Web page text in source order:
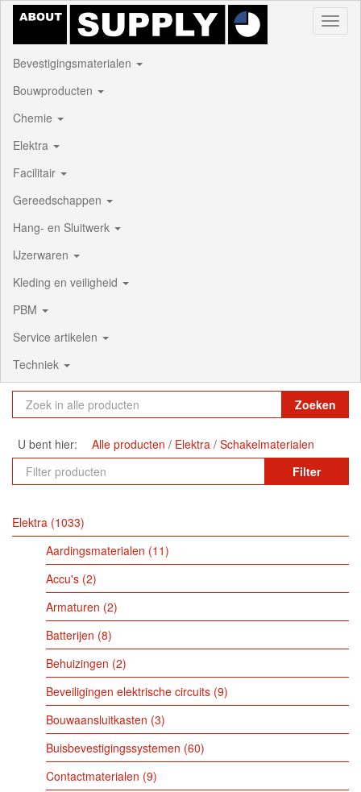
Bevestigingsmaterialen
Bouwproducten
Chemie
Elektra
Facilitair
Gereedschappen
Hang- en Sluitwerk
IJzerwaren
Kleding en veiligheid
PBM
Service artikelen
Techniek
Zoeken
U bent hier: Alle producten Elektra Schakelmaterialen
Filter
Elektra 1033
Aardingsmaterialen 11
Accu's 2
Armaturen 2
Batterijen 8
Behuizingen 2
Beveiligingen elektrische circuits 9
Bouwaansluitkasten 3
Buisbevestigingssystemen 60
Contactmaterialen 9